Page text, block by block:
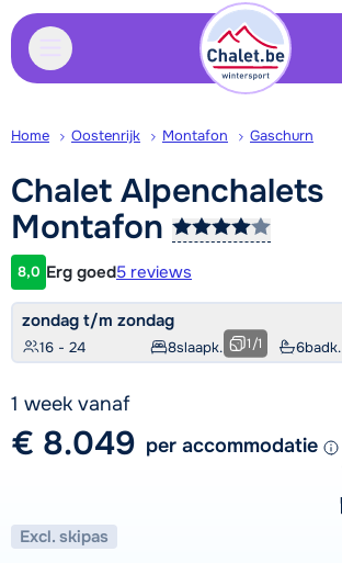
Home Oostenrijk Montafon Gaschurn
Chalet Alpenchalets
Montafon
Klantwaardering
8,0 Erg goed5 reviews
zondag t/m zondag
16 - 24 8slaapk. 6badk.
1/1
1 week vanaf
€ 8.049 per accommodatie
Excl. skipas